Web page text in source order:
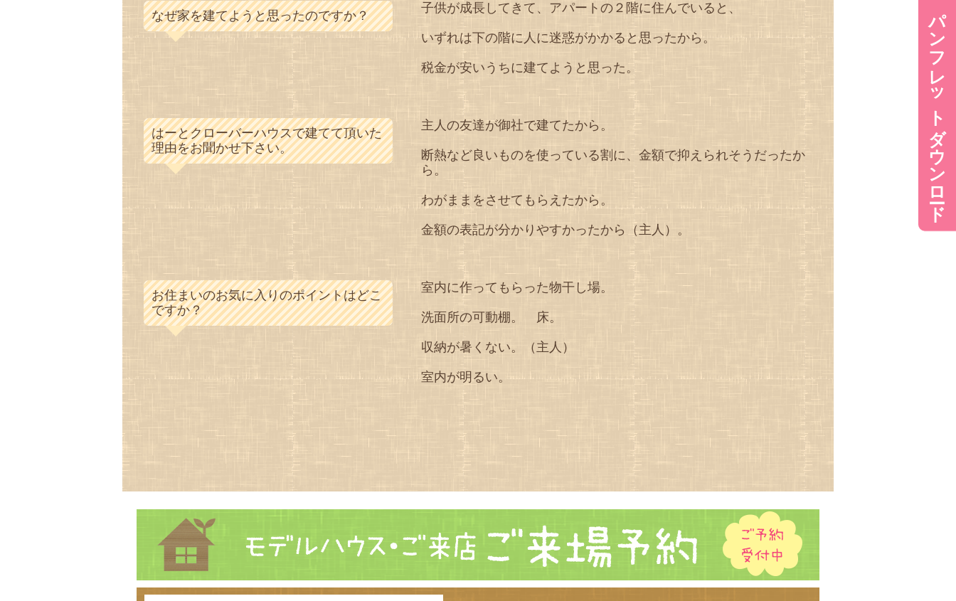
なぜ家を建てようと思ったのですか？
子供が成長してきて、アパートの２階に住んでいると、
いずれは下の階に人に迷惑がかかると思ったから。
税金が安いうちに建てようと思った。
はーとクローバーハウスで建てて頂いた
理由をお聞かせ下さい。
主人の友達が御社で建てたから。
断熱など良いものを使っている割に、金額で抑えられそうだったか
ら。
わがままをさせてもらえたから。
金額の表記が分かりやすかったから（主人）。
お住まいのお気に入りのポイントはどこ
ですか？
室内に作ってもらった物干し場。
洗面所の可動棚。 床。
収納が暑くない。（主人）
室内が明るい。
パンフレットダウンロード